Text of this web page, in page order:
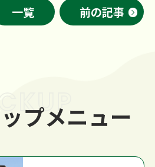
一覧 前の記事
プメニュー